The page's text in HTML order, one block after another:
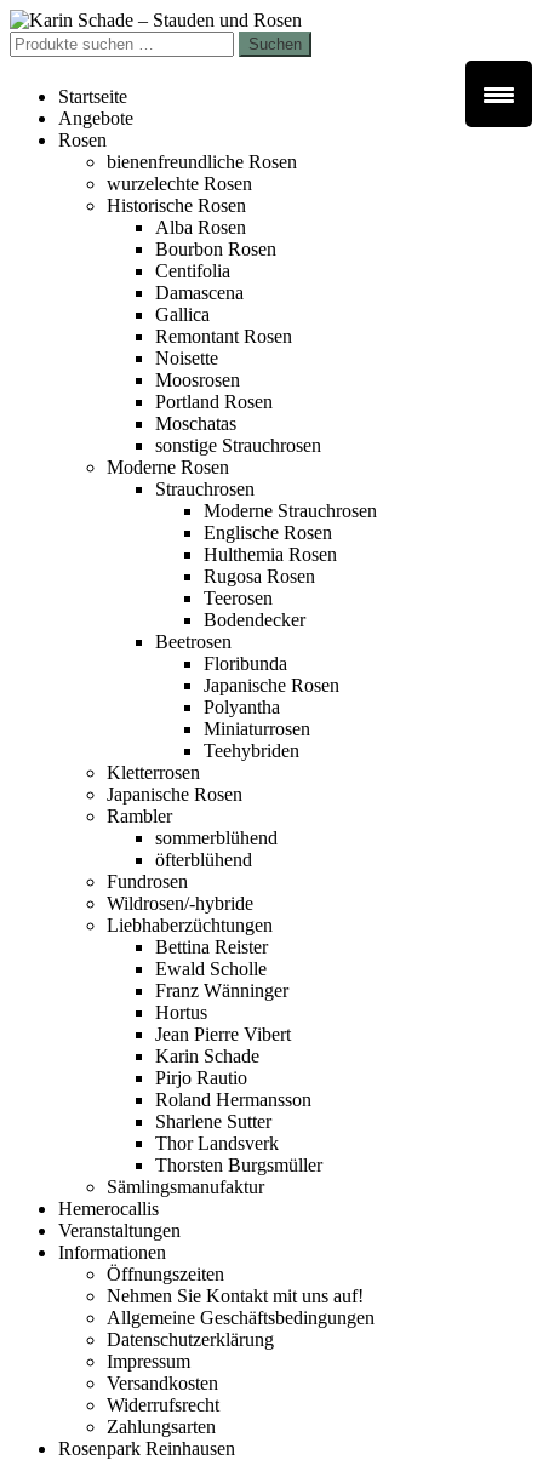
Zur
Navigation
springen
Zum
Inhalt
springen
Suchen
nach:
Suchen
Startseite
Angebote
Rosen
bienenfreundliche Rosen
wurzelechte Rosen
Historische Rosen
Alba Rosen
Bourbon Rosen
Centifolia
Damascena
Gallica
Remontant Rosen
Noisette
Moosrosen
Portland Rosen
Moschatas
sonstige Strauchrosen
Moderne Rosen
Strauchrosen
Moderne Strauchrosen
Englische Rosen
Hulthemia Rosen
Rugosa Rosen
Teerosen
Bodendecker
Beetrosen
Floribunda
Japanische Rosen
Polyantha
Miniaturrosen
Teehybriden
Kletterrosen
Japanische Rosen
Rambler
sommerblühend
öfterblühend
Fundrosen
Wildrosen/-hybride
Liebhaberzüchtungen
Bettina Reister
Ewald Scholle
Franz Wänninger
Hortus
Jean Pierre Vibert
Karin Schade
Pirjo Rautio
Roland Hermansson
Sharlene Sutter
Thor Landsverk
Thorsten Burgsmüller
Sämlingsmanufaktur
Hemerocallis
Veranstaltungen
Informationen
Öffnungszeiten
Nehmen Sie Kontakt mit uns auf!
Allgemeine Geschäftsbedingungen
Datenschutzerklärung
Impressum
Versandkosten
Widerrufsrecht
Zahlungsarten
Rosenpark Reinhausen